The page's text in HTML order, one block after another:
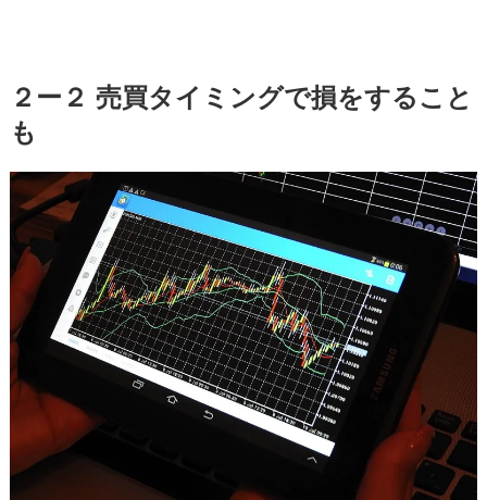
２ー２ 売買タイミングで損をすること
も